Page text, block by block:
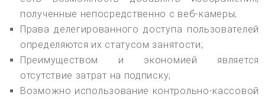
полученные непосредственно с веб-камеры;
Права делегированного доступа пользователей
определяются их статусом занятости;
Преимуществом и экономией является
отсутствие затрат на подписку;
Возможно использование контрольно-кассовой